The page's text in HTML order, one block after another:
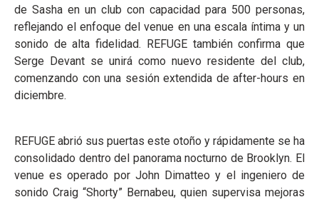
de Sasha en un club con capacidad para 500 personas,
reflejando el enfoque del venue en una escala íntima y un
sonido de alta fidelidad. REFUGE también confirma que
Serge Devant se unirá como nuevo residente del club,
comenzando con una sesión extendida de after-hours en
diciembre.
REFUGE abrió sus puertas este otoño y rápidamente se ha
consolidado dentro del panorama nocturno de Brooklyn. El
venue es operado por John Dimatteo y el ingeniero de
sonido Craig “Shorty” Bernabeu, quien supervisa mejoras